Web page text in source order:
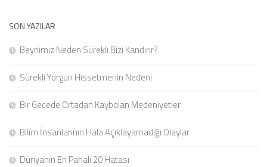
SON YAZILAR
Beynimiz Neden Sürekli Bizi Kandırır?
Sürekli Yorgun Hissetmenin Nedeni
Bir Gecede Ortadan Kaybolan Medeniyetler
Bilim İnsanlarının Hala Açıklayamadığı Olaylar
Dünyanın En Pahalı 20 Hatası